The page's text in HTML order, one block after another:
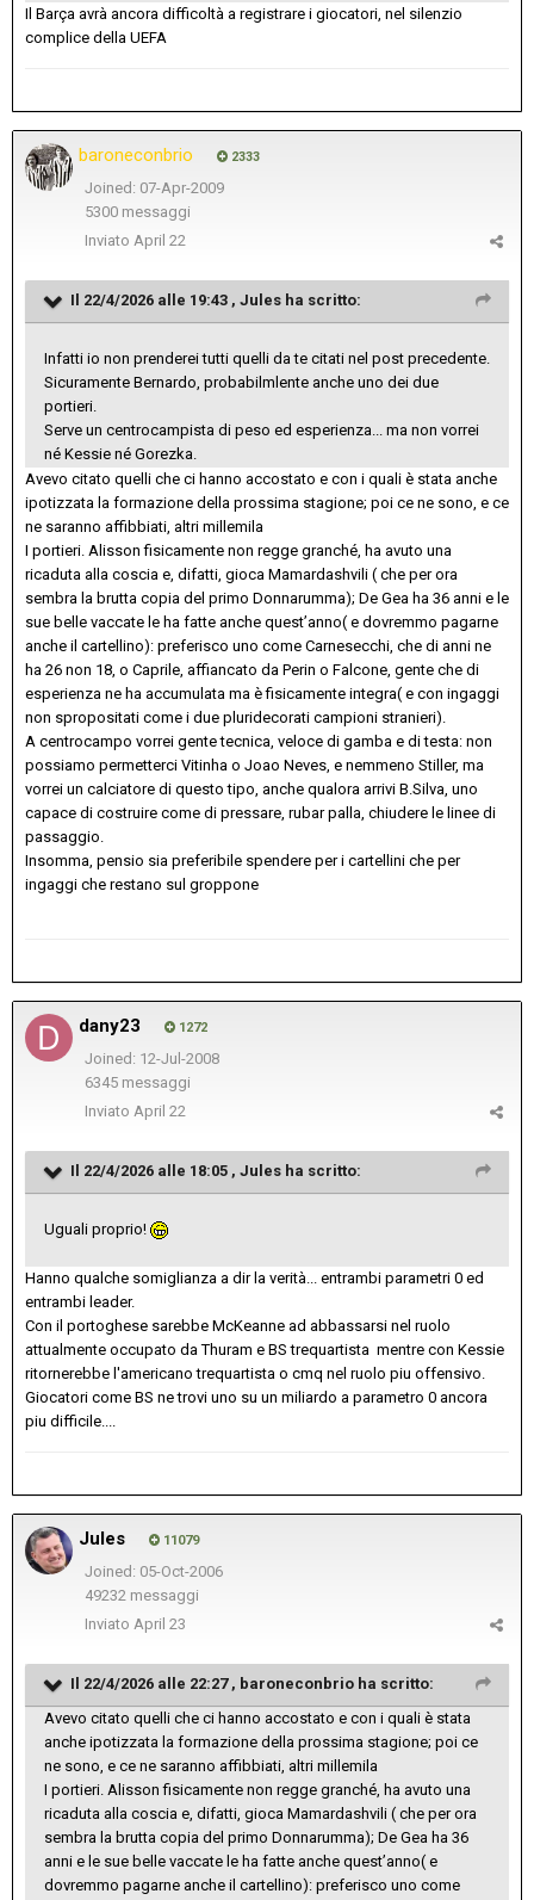
Il Barça avrà ancora difficoltà a registrare i giocatori, nel silenzio
complice della UEFA
baroneconbrio 2333
Joined: 07-Apr-2009
5300 messaggi
Inviato April 22
Il 22/4/2026 alle 19:43 , Jules ha scritto:
Infatti io non prenderei tutti quelli da te citati nel post precedente.
Sicuramente Bernardo, probabilmlente anche uno dei due
portieri.
Serve un centrocampista di peso ed esperienza... ma non vorrei
né Kessie né Gorezka.
Avevo citato quelli che ci hanno accostato e con i quali è stata anche
ipotizzata la formazione della prossima stagione; poi ce ne sono, e ce
ne saranno affibbiati, altri millemila
I portieri. Alisson fisicamente non regge granché, ha avuto una
ricaduta alla coscia e, difatti, gioca Mamardashvili ( che per ora
sembra la brutta copia del primo Donnarumma); De Gea ha 36 anni e le
sue belle vaccate le ha fatte anche quest’anno( e dovremmo pagarne
anche il cartellino): preferisco uno come Carnesecchi, che di anni ne
ha 26 non 18, o Caprile, affiancato da Perin o Falcone, gente che di
esperienza ne ha accumulata ma è fisicamente integra( e con ingaggi
non spropositati come i due pluridecorati campioni stranieri).
A centrocampo vorrei gente tecnica, veloce di gamba e di testa: non
possiamo permetterci Vitinha o Joao Neves, e nemmeno Stiller, ma
vorrei un calciatore di questo tipo, anche qualora arrivi B.Silva, uno
capace di costruire come di pressare, rubar palla, chiudere le linee di
passaggio.
Insomma, pensio sia preferibile spendere per i cartellini che per
ingaggi che restano sul groppone
dany23 1272
Joined: 12-Jul-2008
6345 messaggi
Inviato April 22
Il 22/4/2026 alle 18:05 , Jules ha scritto:
Uguali proprio!
Hanno qualche somiglianza a dir la verità... entrambi parametri 0 ed
entrambi leader.
Con il portoghese sarebbe McKeanne ad abbassarsi nel ruolo
attualmente occupato da Thuram e BS trequartista mentre con Kessie
ritornerebbe l'americano trequartista o cmq nel ruolo piu offensivo.
Giocatori come BS ne trovi uno su un miliardo a parametro 0 ancora
piu difficile....
Jules 11079
Joined: 05-Oct-2006
49232 messaggi
Inviato April 23
Il 22/4/2026 alle 22:27 , baroneconbrio ha scritto:
Avevo citato quelli che ci hanno accostato e con i quali è stata
anche ipotizzata la formazione della prossima stagione; poi ce
ne sono, e ce ne saranno affibbiati, altri millemila
I portieri. Alisson fisicamente non regge granché, ha avuto una
ricaduta alla coscia e, difatti, gioca Mamardashvili ( che per ora
sembra la brutta copia del primo Donnarumma); De Gea ha 36
anni e le sue belle vaccate le ha fatte anche quest’anno( e
dovremmo pagarne anche il cartellino): preferisco uno come